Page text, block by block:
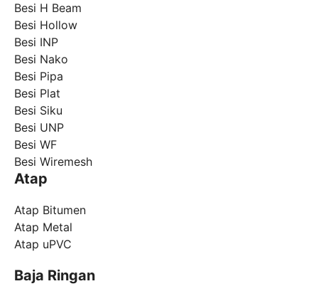
Besi H Beam
Besi Hollow
Besi INP
Besi Nako
Besi Pipa
Besi Plat
Besi Siku
Besi UNP
Besi WF
Besi Wiremesh
Atap
Atap Bitumen
Atap Metal
Atap uPVC
Baja Ringan